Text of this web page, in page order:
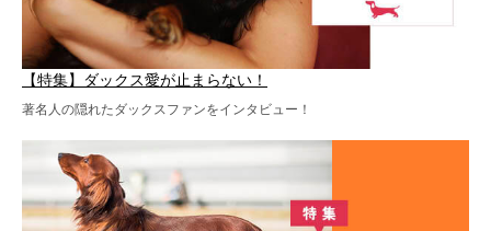
【特集】ダックス愛が止まらない！
著名人の隠れたダックスファンをインタビュー！